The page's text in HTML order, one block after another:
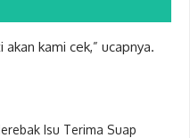
kami cek,” ucapnya.
Isu Terima Suap